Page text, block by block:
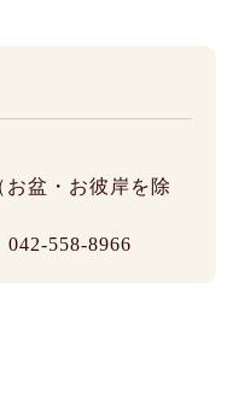
盆・お彼岸を除
558-8966